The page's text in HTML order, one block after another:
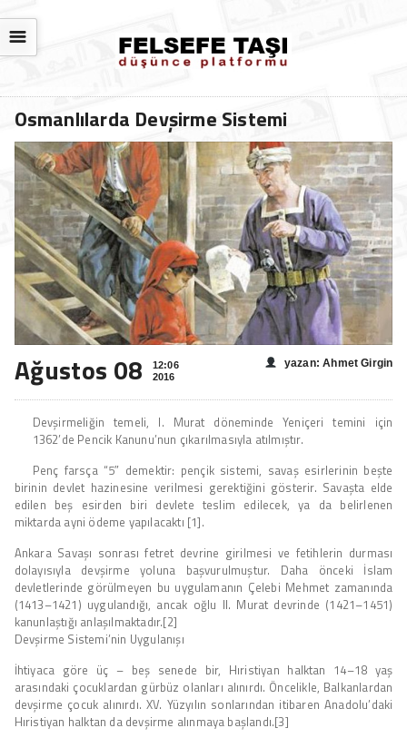
☰
Osmanlılarda Devşirme Sistemi
Ağustos 08
12:06
2016
yazan: Ahmet Girgin
Devşirmeliğin temeli, I. Murat döneminde Yeniçeri temini için
1362’de Pencik Kanunu’nun çıkarılmasıyla atılmıştır.
Penç farsça “5″ demektir: pençik sistemi, savaş esirlerinin beşte
birinin devlet hazinesine verilmesi gerektiğini gösterir. Savaşta elde
edilen beş esirden biri devlete teslim edilecek, ya da belirlenen
miktarda ayni ödeme yapılacaktı [1].
Ankara Savaşı sonrası fetret devrine girilmesi ve fetihlerin durması
dolayısıyla devşirme yoluna başvurulmuştur. Daha önceki İslam
devletlerinde görülmeyen bu uygulamanın Çelebi Mehmet zamanında
(1413–1421) uygulandığı, ancak oğlu II. Murat devrinde (1421–1451)
kanunlaştığı anlaşılmaktadır.[2]
Devşirme Sistemi’nin Uygulanışı
İhtiyaca göre üç – beş senede bir, Hıristiyan halktan 14–18 yaş
arasındaki çocuklardan gürbüz olanları alınırdı. Öncelikle, Balkanlardan
devşirme çocuk alınırdı. XV. Yüzyılın sonlarından itibaren Anadolu’daki
Hıristiyan halktan da devşirme alınmaya başlandı.[3]